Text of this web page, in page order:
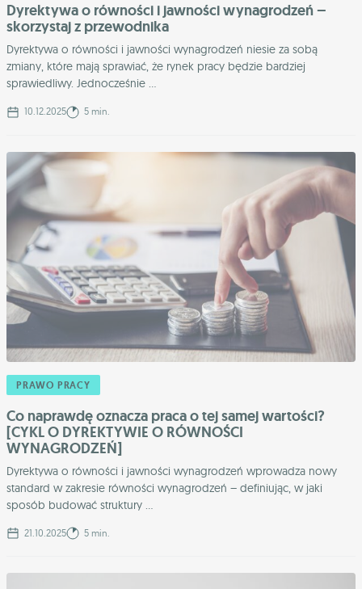
Dyrektywa o równości i jawności wynagrodzeń –
skorzystaj z przewodnika
Dyrektywa o równości i jawności wynagrodzeń niesie za sobą
zmiany, które mają sprawiać, że rynek pracy będzie bardziej
sprawiedliwy. Jednocześnie ...
10.12.2025 5 min.
PRAWO PRACY
Co naprawdę oznacza praca o tej samej wartości?
[CYKL O DYREKTYWIE O RÓWNOŚCI
WYNAGRODZEŃ]
Dyrektywa o równości i jawności wynagrodzeń wprowadza nowy
standard w zakresie równości wynagrodzeń – definiując, w jaki
sposób budować struktury ...
21.10.2025 5 min.